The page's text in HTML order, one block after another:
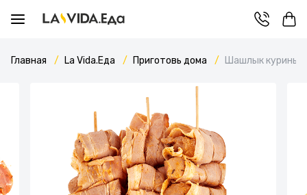
Главная La Vida.Еда Приготовь дома Шашлык куриный